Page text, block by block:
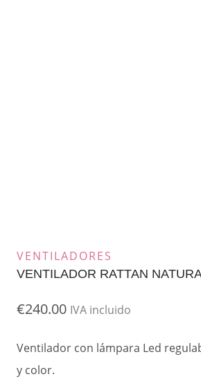
VENTILADORES
VENTILADOR RATTAN
€240.00 IVA incluido
Ventilador con lámpara Led
y color.